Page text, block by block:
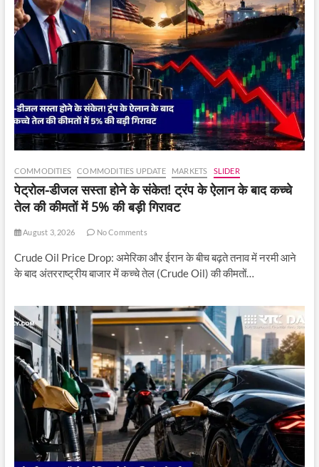
COMMODITIES COMMODITIES UPDATE MARKETS SLIDER
पेट्रोल-डीजल सस्ता होने के संकेत! ट्रंप के ऐलान के बाद कच्चे
तेल की कीमतों में 5% की बड़ी गिरावट
August 3, 2026 No Comments
Crude Oil Price Drop: अमेरिका और ईरान के बीच बढ़ते तनाव में नरमी आने
के बाद अंतरराष्ट्रीय बाजार में कच्चे तेल (Crude Oil) की कीमतों…